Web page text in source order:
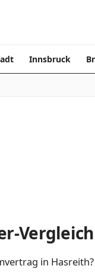
Innsbruck
in